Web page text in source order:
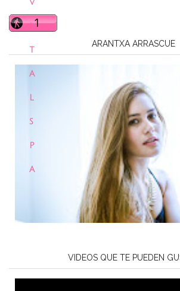
V
I
T
A
L
S
P
A
ARANTXA ARRASCUE
VIDEOS QUE TE PUEDEN